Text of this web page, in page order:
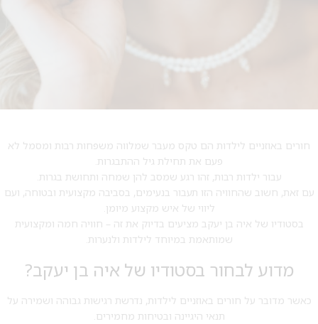
חורים באוזניים לילדות הם טקס מעבר שמלווה משפחות רבות ומסמל לא
פעם את תחילת גיל ההתבגרות.
עבור ילדות רבות, זהו רגע שמסב להן שמחה ותחושת בגרות.
עם זאת, חשוב שהחוויה הזו תעבור בנעימים, בסביבה מקצועית ובטוחה, ועם
ליווי של איש מקצוע מיומן.
בסטודיו של איה בן יעקב מציעים בדיוק את זה – חוויה חמה ומקצועית
שמותאמת במיוחד לילדות ולנערות.
מדוע לבחור בסטודיו של איה בן יעקב?
כאשר מדובר על חורים באוזניים לילדות, נדרשת רגישות גבוהה ושמירה על
תנאי היגיינה ובטיחות מחמירים.